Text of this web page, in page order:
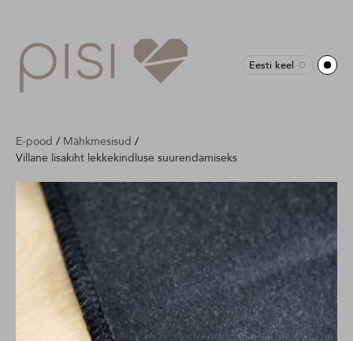
Eesti keel
E-pood / Mähkmesisud /
Villane lisakiht lekkekindluse suurendamiseks